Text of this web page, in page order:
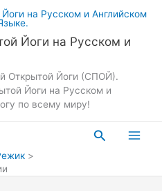
Йоги на Русском и
Открытой Йоги (СПОЙ).
Йоги на Русском и
по всему миру!
Поиск